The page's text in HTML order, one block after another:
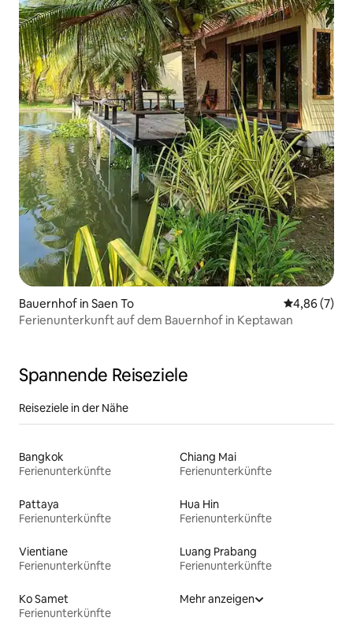
Bauernhof in Saen To
4,86 (7)
Ferienunterkunft auf dem Bauernhof in Keptawan
Spannende Reiseziele
Reiseziele in der Nähe
Bangkok
Ferienunterkünfte
Chiang Mai
Ferienunterkünfte
Pattaya
Ferienunterkünfte
Hua Hin
Ferienunterkünfte
Vientiane
Ferienunterkünfte
Luang Prabang
Ferienunterkünfte
Ko Samet
Ferienunterkünfte
Mehr anzeigen